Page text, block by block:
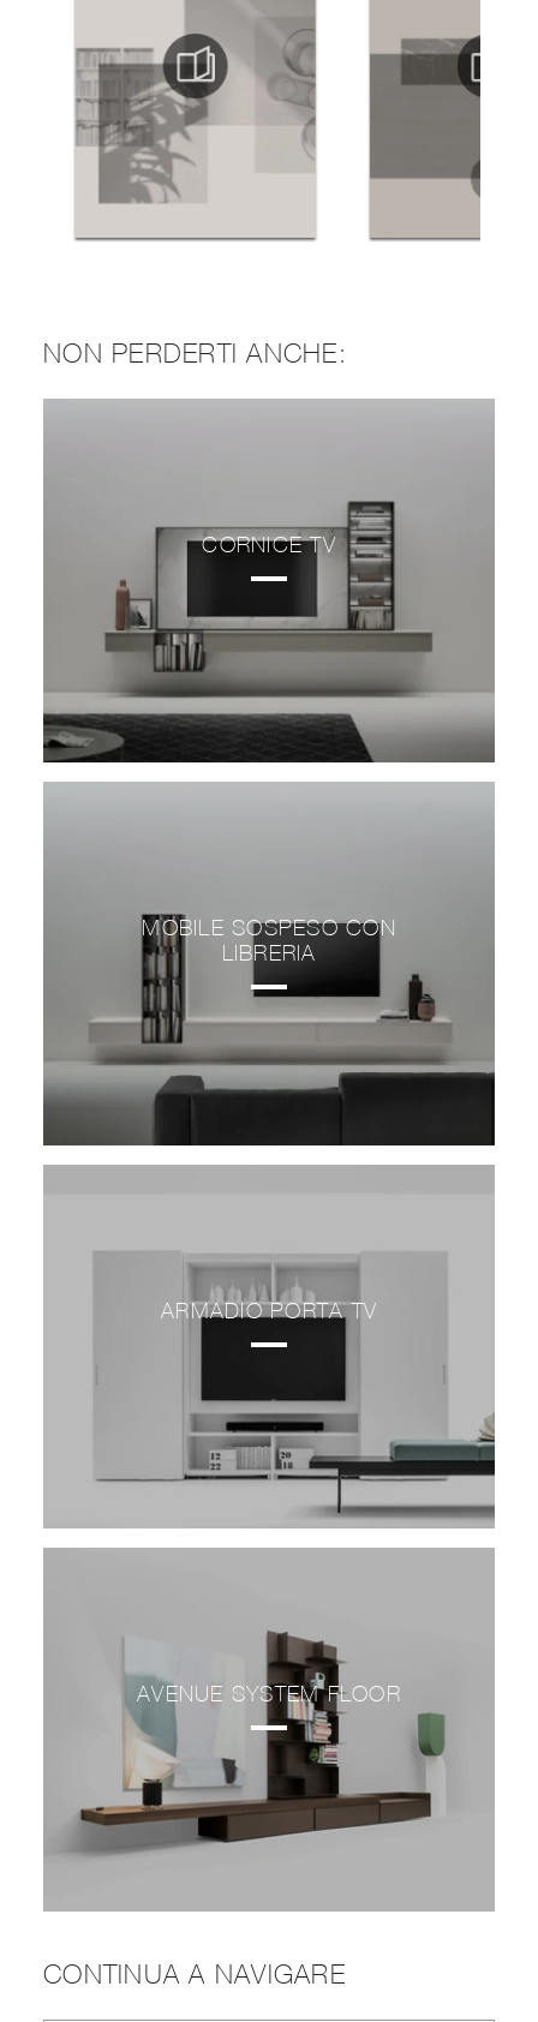
NON PERDERTI ANCHE:
CORNICE TV
MOBILE SOSPESO CON
LIBRERIA
ARMADIO PORTA TV
AVENUE SYSTEM FLOOR
CONTINUA A NAVIGARE